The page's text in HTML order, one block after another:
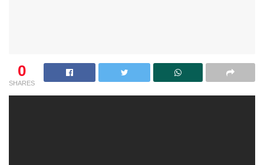
0
SHARES